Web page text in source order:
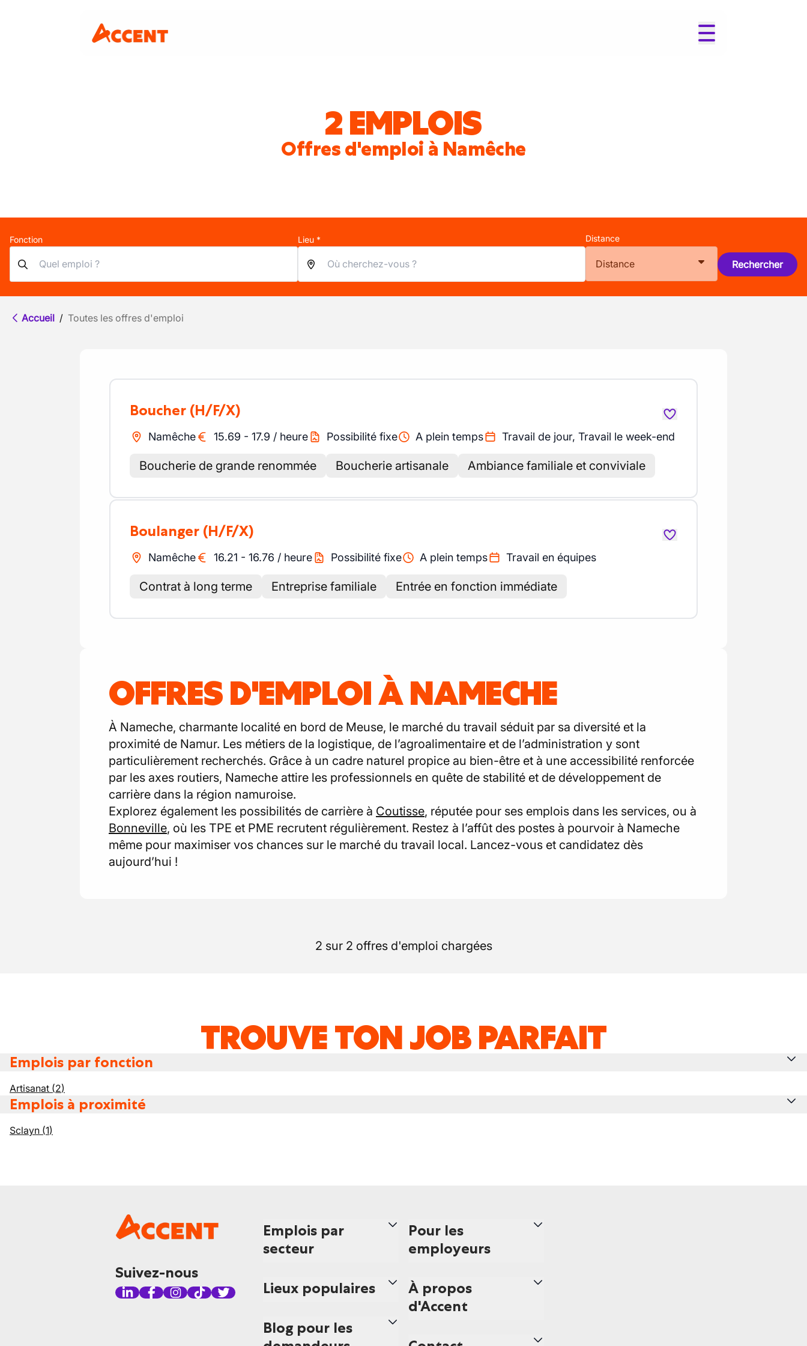
2 EMPLOIS
Offres d'emploi à Namêche
Fonction Lieu * Distance
Distance Rechercher
Accueil / Toutes les offres d'emploi
Boucher (H/F/X)
Namêche 15.69 - 17.9 / heure Possibilité fixe A plein temps Travail de jour, Travail le week-end
Boucherie de grande renommée Boucherie artisanale Ambiance familiale et conviviale
Boulanger (H/F/X)
Namêche 16.21 - 16.76 / heure Possibilité fixe A plein temps Travail en équipes
Contrat à long terme Entreprise familiale Entrée en fonction immédiate
OFFRES D'EMPLOI À NAMECHE
À Nameche, charmante localité en bord de Meuse, le marché du travail séduit par sa diversité et la
proximité de Namur. Les métiers de la logistique, de l’agroalimentaire et de l’administration y sont
particulièrement recherchés. Grâce à un cadre naturel propice au bien-être et à une accessibilité renforcée
par les axes routiers, Nameche attire les professionnels en quête de stabilité et de développement de
carrière dans la région namuroise.
Explorez également les possibilités de carrière à Coutisse, réputée pour ses emplois dans les services, ou à
Bonneville, où les TPE et PME recrutent régulièrement. Restez à l’affût des postes à pourvoir à Nameche
même pour maximiser vos chances sur le marché du travail local. Lancez-vous et candidatez dès
aujourd’hui !
2 sur 2 offres d'emploi chargées
TROUVE TON JOB PARFAIT
Emplois par fonction
Artisanat (2)
Emplois à proximité
Sclayn (1)
Suivez-nous
Emplois par
secteur
Lieux populaires
Blog pour les
Pour les
employeurs
À propos
d'Accent